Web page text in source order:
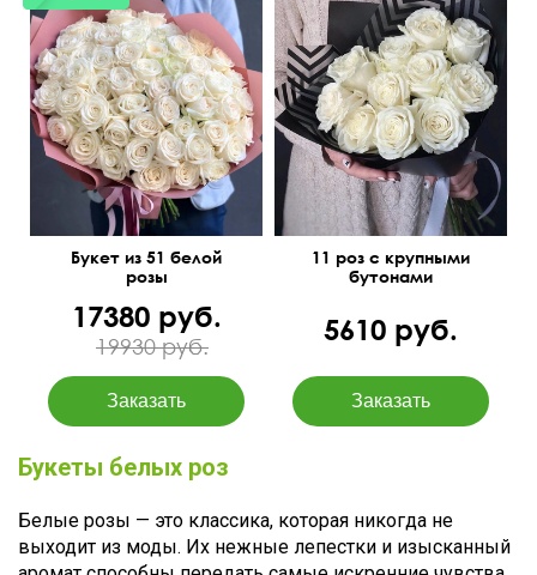
50 см 60 см
Букет из 51 белой
розы
17380 руб.
19930 руб.
50 см 30 см
11 роз с крупными
бутонами
5610 руб.
Букеты белых роз
Белые розы — это классика, которая никогда не
выходит из моды. Их нежные лепестки и изысканный